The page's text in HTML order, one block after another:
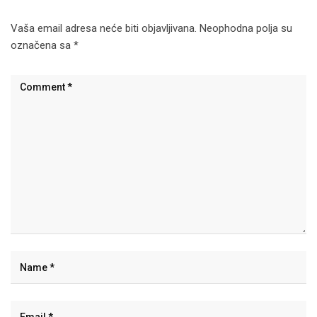
Vaša email adresa neće biti objavljivana. Neophodna polja su
označena sa *